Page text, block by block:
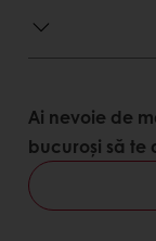
Ai nevoie de
bucuroși să te